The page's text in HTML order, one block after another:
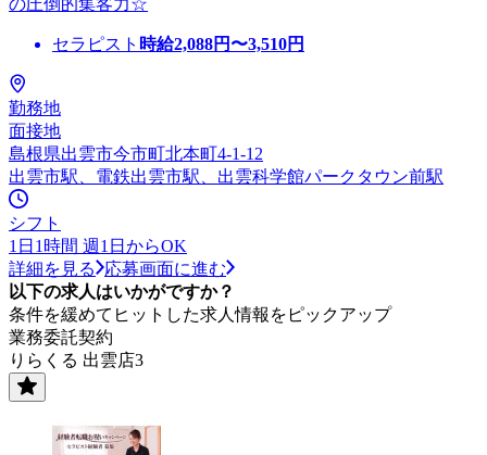
セラピスト 時給2,088円〜3,510円
勤務地
面接地
島根県出雲市今市町北本町4-1-12
出雲市駅、電鉄出雲市駅、出雲科学館パークタウン前駅
シフト
1日1時間 週1日からOK
詳細を見る
応募画面に進む
以下の求人はいかがですか？
条件を緩めてヒットした求人情報をピックアップ
業務委託契約
りらくる 出雲店3